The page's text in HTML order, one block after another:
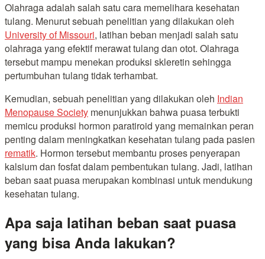
Olahraga adalah salah satu cara memelihara kesehatan
tulang. Menurut sebuah penelitian yang dilakukan oleh
University of Missouri, latihan beban menjadi salah satu
olahraga yang efektif merawat tulang dan otot. Olahraga
tersebut mampu menekan produksi skleretin sehingga
pertumbuhan tulang tidak terhambat.
Kemudian, sebuah penelitian yang dilakukan oleh Indian
Menopause Society menunjukkan bahwa puasa terbukti
memicu produksi hormon paratiroid yang memainkan peran
penting dalam meningkatkan kesehatan tulang pada pasien
rematik. Hormon tersebut membantu proses penyerapan
kalsium dan fosfat dalam pembentukan tulang. Jadi, latihan
beban saat puasa merupakan kombinasi untuk mendukung
kesehatan tulang.
Apa saja latihan beban saat puasa
yang bisa Anda lakukan?